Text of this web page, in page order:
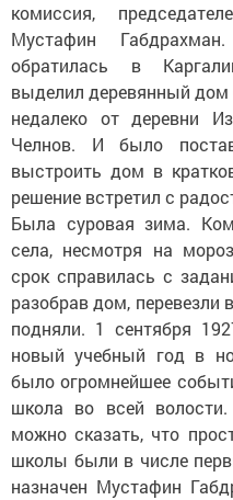
комиссия,
Мустафин
обратилась в
выделил деревянный
недалеко от деревни
Челнов. И было
выстроить дом в
решение встретил с
Была суровая зима.
села, несмотря на
срок справилась с
разобрав дом, перевезли
подняли. 1 сентября
новый учебный год в
было огромнейшее
школа во всей волости.
можно сказать, что
школы были в числе
назначен Мустафин